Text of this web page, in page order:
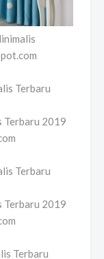
Terbaru 2019
Terbaru 2019